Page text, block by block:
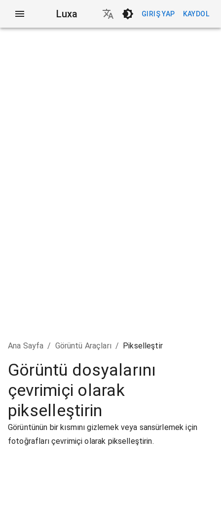
Luxa GIRIŞ YAP KAYDOL
Ana Sayfa / Görüntü Araçları / Pikselleştir
Görüntü dosyalarını
çevrimiçi olarak
pikselleştirin
Görüntünün bir kısmını gizlemek veya sansürlemek için
fotoğrafları çevrimiçi olarak pikselleştirin.